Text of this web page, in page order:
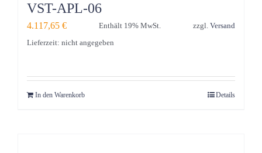
VST-APL-06
4.117,65 € Enthält 19% MwSt. zzgl. Versand
Lieferzeit: nicht angegeben
In den Warenkorb Details